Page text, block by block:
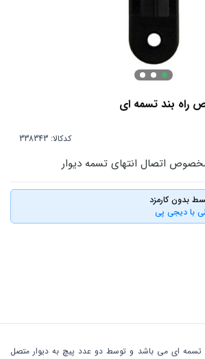
کدکالا:
بند تسمه ای
اتصال انتهای تسمه دیوار
بدون کارمزد
با دیجی پی
ای می باشد و توسط دو عدد پیچ به دیوار متصل